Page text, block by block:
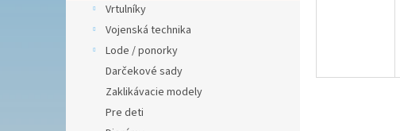
Vrtulníky
Vojenská technika
Lode / ponorky
Darčekové sady
Zaklikávacie modely
Pre deti